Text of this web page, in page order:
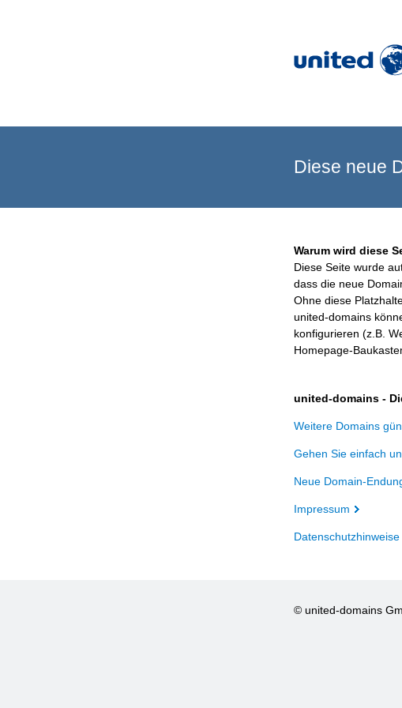
Diese neue
Warum wird diese
Diese Seite wurde
dass die neue
Ohne diese
united-domains
konfigurieren (z.B.
Homepage-
united-domains -
Weitere Domains
Gehen Sie einfach
Neue Domain-
Impressum
Datenschutzhinweise
© united-domains